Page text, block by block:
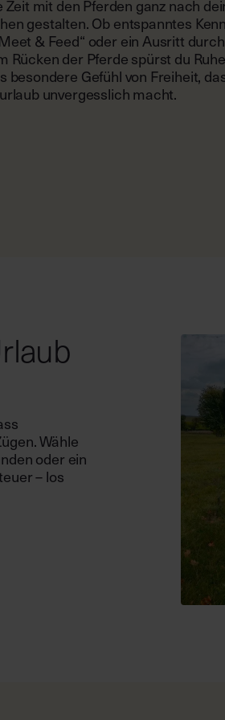
Zeit mit den Pferden ganz nach
gestalten. Ob entspanntes
& Feed“ oder ein Ausritt
Rücken der Pferde spürst du
besondere Gefühl von Freiheit,
unvergesslich macht.
Wähle
oder ein
– los